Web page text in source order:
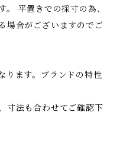
。 平置きでの採寸の為、
場合がございますのでご
ります。ブランドの特性
寸法も合わせてご確認下